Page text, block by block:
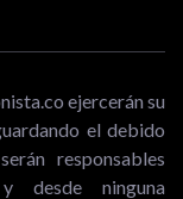
ejercerán su
el debido
responsables
desde ninguna